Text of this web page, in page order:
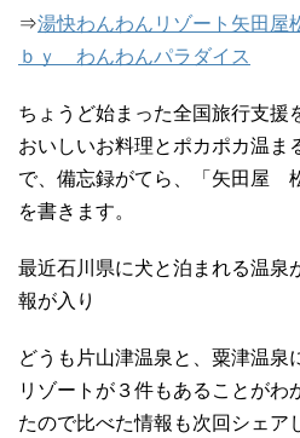
⇒湯快わんわんリゾート矢田
ｂｙ わんわんパラダイス
ちょうど始まった全国旅行支援
おいしいお料理とポカポカ温ま
で、備忘録がてら、「矢田屋
を書きます。
最近石川県に犬と泊まれる温泉
報が入り
どうも片山津温泉と、粟津温泉
リゾートが３件もあることがわ
たので比べた情報も次回シェア